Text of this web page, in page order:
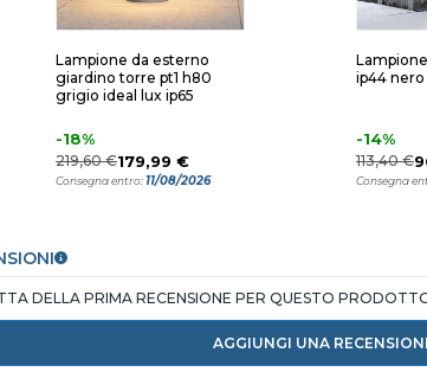
Lampione da esterno
giardino torre pt1 h80
grigio ideal lux ip65
-18%
219,60 €179,99 €
Consegna entro:11/08/2026
ip44
-14%
113,40 €
Consegna
DELLA PRIMA RECENSIONE PER QUESTO
AGGIUNGI UNA